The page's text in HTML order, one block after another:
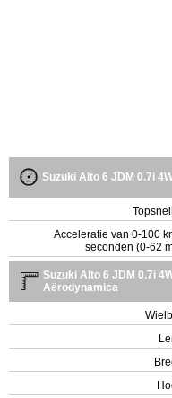
Suzuki Alto 6 JDM 0.7i
Acceleratie van 0-100
seconden (0-62
Suzuki Alto 6 JDM 0.7i
Aërodynamica